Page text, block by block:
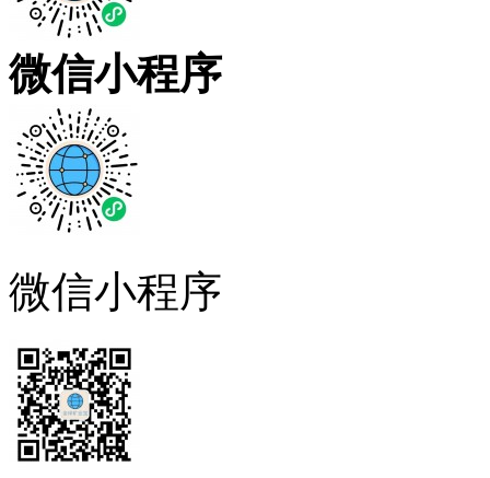
微信小程序
微信小程序